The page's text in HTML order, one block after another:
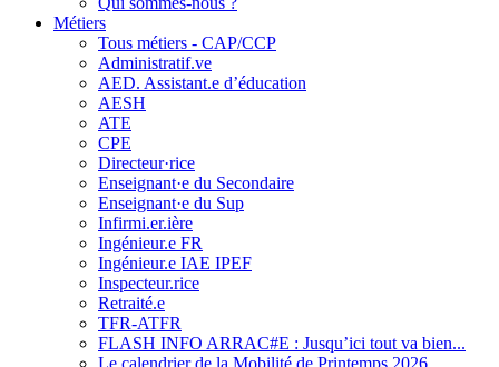
Métiers
Tous métiers - CAP/CCP
Administratif.ve
AED. Assistant.e d’éducation
AESH
ATE
CPE
Directeur·rice
Enseignant·e du Secondaire
Enseignant·e du Sup
Infirmi.er.ière
Ingénieur.e FR
Ingénieur.e IAE IPEF
Inspecteur.rice
Retraité.e
TFR-ATFR
FLASH INFO ARRAC#E : Jusqu’ici tout va bien...
Le calendrier de la Mobilité de Printemps 2026